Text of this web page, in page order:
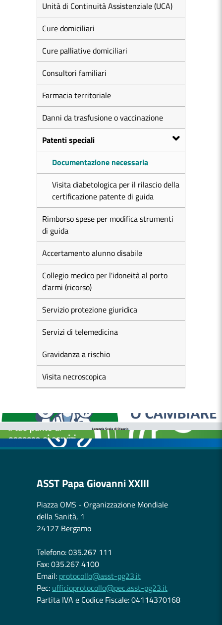
Unità di Continuità Assistenziale (UCA)
Cure domiciliari
Cure palliative domiciliari
Consultori familiari
Farmacia territoriale
Danni da trasfusione o vaccinazione
Patenti speciali
Documentazione necessaria
Visita diabetologica per il rilascio della
certificazione patente di guida
Rimborso spese per modifica strumenti
di guida
Accertamento alunno disabile
Collegio medico per l'idoneità al porto
d'armi (ricorso)
Servizio protezione giuridica
Servizi di telemedicina
Gravidanza a rischio
Visita necroscopica
BOLLETTINI DISAGIO DA CALORE
CASE DI COMUNITÀ
OSPEDALE DI COMUNITÀ
ASST Papa Giovanni XXIII
Piazza OMS - Organizzazione Mondiale
della Sanità, 1
24127 Bergamo
Telefono: 035.267 111
Fax: 035.267 4100
Email: protocollo@asst-pg23.it
Pec: ufficioprotocollo@pec.asst-pg23.it
Partita IVA e Codice Fiscale: 04114370168